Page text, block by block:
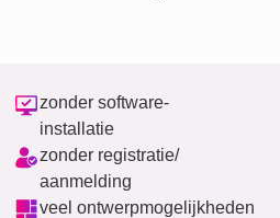
zonder software-
installatie
zonder registratie/
aanmelding
veel ontwerpmogelijkheden